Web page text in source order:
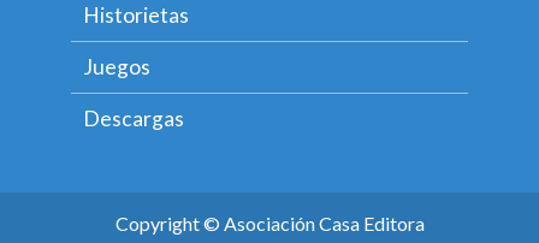
Historietas
Juegos
Descargas
Copyright © Asociación Casa Editora